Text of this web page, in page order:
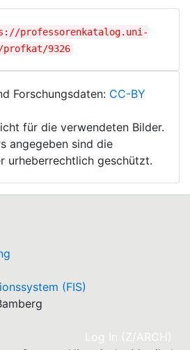
professorenkatalog.uni-
profkat/9326
Forschungsdaten: CC-BY
für die verwendeten Bilder.
angegeben sind die
urheberrechtlich geschützt.
(FIS)
Log In (Z/ARCH)